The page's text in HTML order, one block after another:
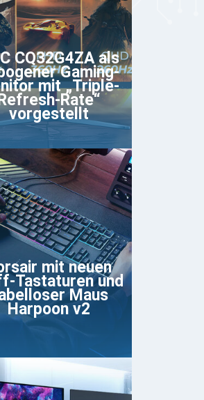
CQ32G4ZA als
Gaming-
mit „Triple-
Refresh-Rate“
vorgestellt
mit neuen
Tastaturen und
Maus
Harpoon v2